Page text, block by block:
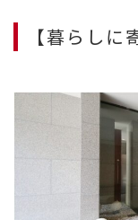
【暮らしに